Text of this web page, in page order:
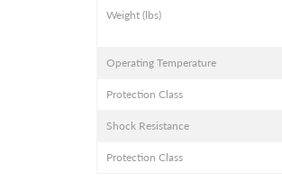
Weight (lbs)
Operating Temperature
Protection Class
Shock Resistance
Protection Class